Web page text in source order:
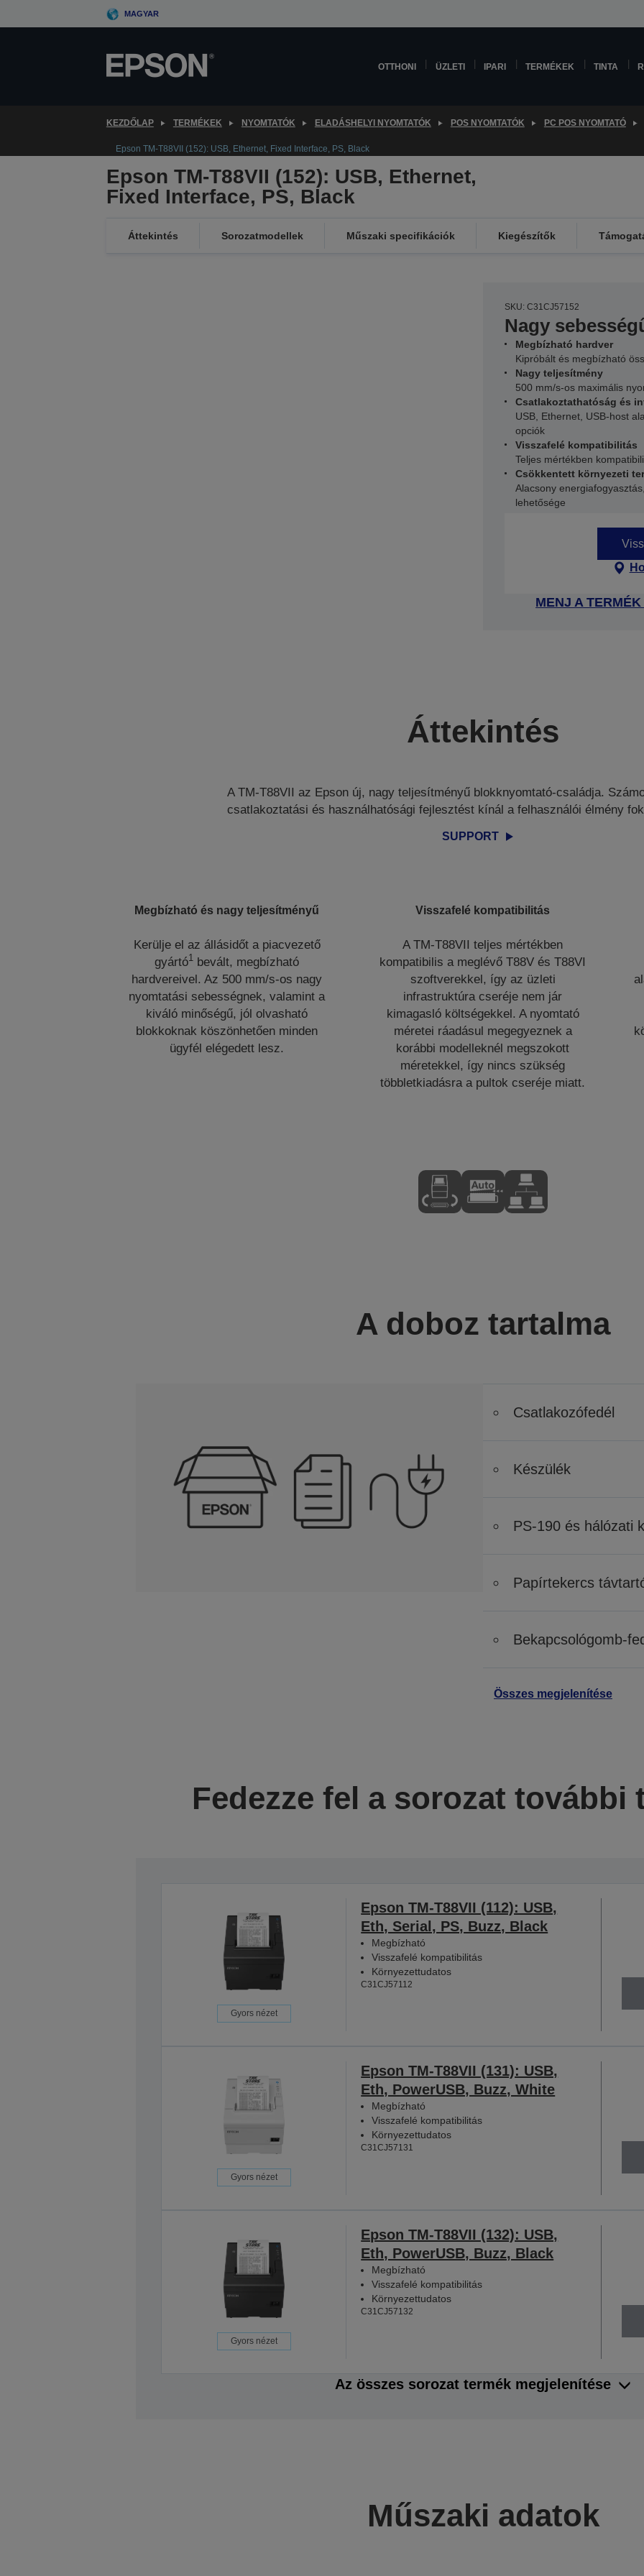
to
MAGYAR
OTTHONI ÜZLETI IPARI TERMÉKEK TINTA
KEZDŐLAP TERMÉKEK NYOMTATÓK ELADÁSHELYI NYOMTATÓK POS NYOMTATÓK PC POS NYOMTATÓ
Epson TM-T88VII (152): USB, Ethernet, Fixed Interface, PS, Black
Epson TM-T88VII (152): USB, Ethernet,
Fixed Interface, PS, Black
Áttekintés Sorozatmodellek Műszaki specifikációk Kiegészítők
SKU: C31CJ57152
Nagy
Megbízható hardver
Kipróbált és megbízható
Nagy teljesítmény
500 mm/s-os maximális
Csatlakoztathatóság és
USB, Ethernet, USB-host
opciók
Visszafelé kompatibilitás
Teljes mértékben
Csökkentett környezeti
Alacsony
lehetősége
MENJ A
Áttekintés
A TM-T88VII az Epson új, nagy teljesítményű blokknyomtató-családja.
csatlakoztatási és használhatósági fejlesztést kínál a felhasználói élmény
SUPPORT
Megbízható és nagy teljesítményű
Kerülje el az állásidőt a piacvezető
gyártó1 bevált, megbízható
hardvereivel. Az 500 mm/s-os nagy
nyomtatási sebességnek, valamint a
kiváló minőségű, jól olvasható
blokkoknak köszönhetően minden
ügyfél elégedett lesz.
Visszafelé kompatibilitás
A TM-T88VII teljes mértékben
kompatibilis a meglévő T88V és T88VI
szoftverekkel, így az üzleti
infrastruktúra cseréje nem jár
kimagasló költségekkel. A nyomtató
méretei ráadásul megegyeznek a
korábbi modelleknél megszokott
méretekkel, így nincs szükség
többletkiadásra a pultok cseréje miatt.
A doboz tartalma
Csatlakozófedél
Készülék
PS-190 és hálózati
Papírtekercs
Bekapcsológomb-
Összes megjelenítése
Fedezze fel a sorozat további
Gyors nézet
Epson TM-T88VII (112): USB,
Eth, Serial, PS, Buzz, Black
Megbízható
Visszafelé kompatibilitás
Környezettudatos
C31CJ57112
Gyors nézet
Epson TM-T88VII (131): USB,
Eth, PowerUSB, Buzz, White
Megbízható
Visszafelé kompatibilitás
Környezettudatos
C31CJ57131
Gyors nézet
Epson TM-T88VII (132): USB,
Eth, PowerUSB, Buzz, Black
Megbízható
Visszafelé kompatibilitás
Környezettudatos
C31CJ57132
Az összes sorozat termék megjelenítése
Műszaki adatok